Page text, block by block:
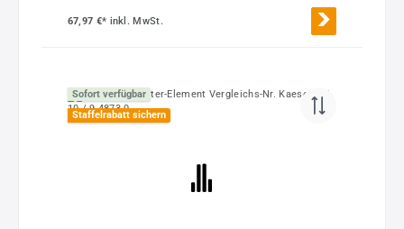
67,97 €* inkl. MwSt.
Sofort verfügbar
Staffelrabatt sichern